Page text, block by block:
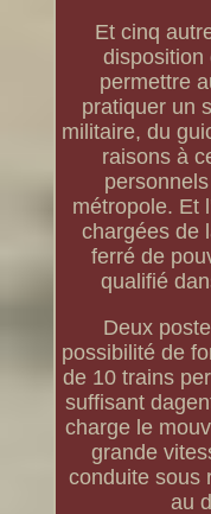
Et cinq
disposition
permettre
pratiquer un
militaire, du
raisons à
métropole. Et
chargées de
ferré de
qualifié
Deux
possibilité de
de 10 trains
suffisant
charge le
grande
conduite sous
au